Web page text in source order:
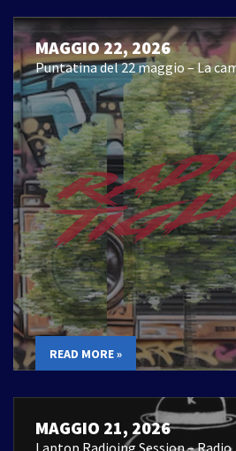
MAGGIO 22, 2026
Puntatina del 22 maggio – La
READ MORE »
MAGGIO 21, 2026
Laptop Radioing Session –